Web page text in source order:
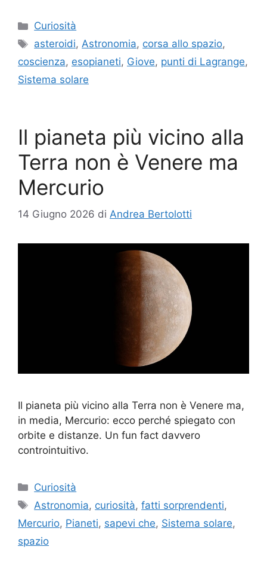
Categorie
Curiosità
Tag
asteroidi,Astronomia, corsa allo spazio,
coscienza, esopianeti, Giove, punti di Lagrange,
Sistema solare
Il pianeta più vicino alla
Terra non è Venere ma
Mercurio
14 Giugno 2026 di Andrea Bertolotti
Il pianeta più vicino alla Terra non è Venere ma,
in media, Mercurio: ecco perché spiegato con
orbite e distanze. Un fun fact davvero
controintuitivo.
Categorie
Curiosità
Tag
Astronomia, curiosità,fatti sorprendenti,
Mercurio, Pianeti, sapevi che, Sistema solare,
spazio